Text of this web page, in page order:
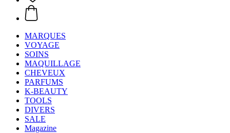
MARQUES
VOYAGE
SOINS
MAQUILLAGE
CHEVEUX
PARFUMS
K-BEAUTY
TOOLS
DIVERS
SALE
Magazine